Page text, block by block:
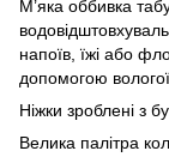
М’яка оббивка
напоїв, їжі або
допомогою
Ніжки зроблені з
Велика палітра